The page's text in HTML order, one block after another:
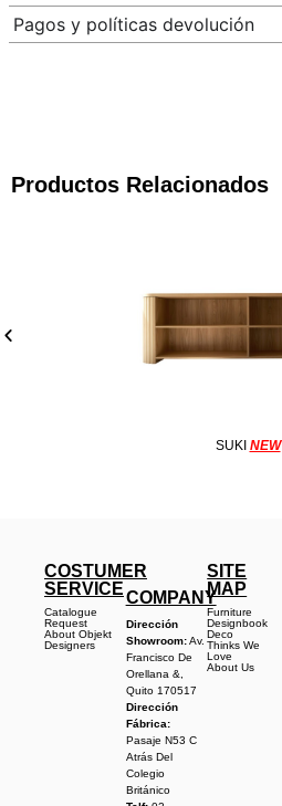
Pagos y políticas devolución
Productos Relacionados
SUKI NEW
COSTUMER
SERVICE
Catalogue
Request
About Objekt
Designers
COMPANY
Dirección
Showroom:Av.
Francisco De
Orellana &,
Quito 170517
Dirección
Fábrica:
Pasaje N53 C
Atrás Del
Colegio
Británico
SITE
MAP
Furniture
Designbook
Deco
Thinks We
Love
About Us